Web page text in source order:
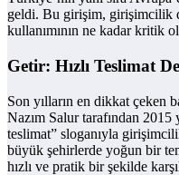
geldi. Bu girişim, girişimcilik
kullanımının ne kadar kritik
Getir: Hızlı Teslimat
Son yılların en dikkat çeken
Nazım Salur tarafından
teslimat” sloganıyla
büyük şehirlerde yoğun bir
hızlı ve pratik bir şekilde